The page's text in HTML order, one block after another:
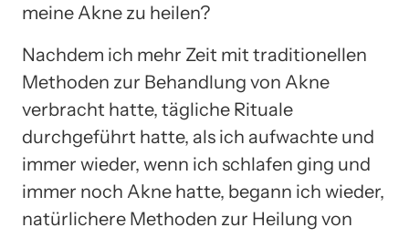
meine Akne zu heilen?
Nachdem ich mehr Zeit mit traditionellen
Methoden zur Behandlung von Akne
verbracht hatte, tägliche Rituale
durchgeführt hatte, als ich aufwachte und
immer wieder, wenn ich schlafen ging und
immer noch Akne hatte, begann ich wieder,
natürlichere Methoden zur Heilung von